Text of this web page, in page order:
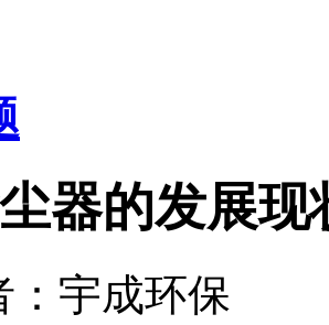
器的发展现
：宇成环保